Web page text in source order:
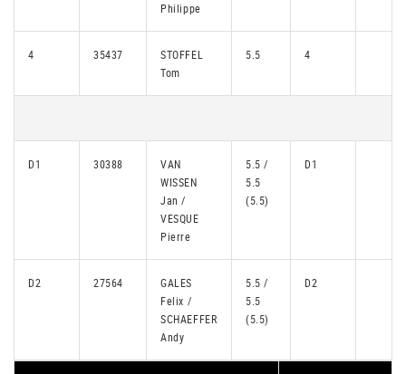
Philippe
4 35437
STOFFEL
Tom
5.5 4
D1 30388
VAN
WISSEN
Jan /
VESQUE
Pierre
5.5 /
5.5
(5.5)
D1
D2 27564
GALES
Felix /
SCHAEFFER
Andy
5.5 /
5.5
(5.5)
D2